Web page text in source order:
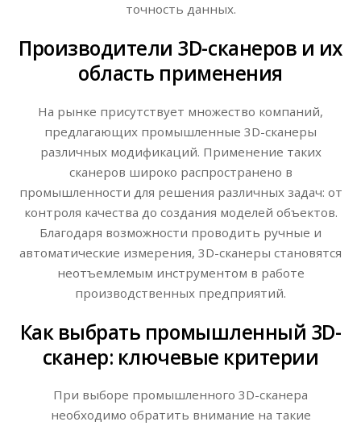
точность данных.
Производители 3D-сканеров и их
область применения
На рынке присутствует множество компаний,
предлагающих промышленные 3D-сканеры
различных модификаций. Применение таких
сканеров широко распространено в
промышленности для решения различных задач: от
контроля качества до создания моделей объектов.
Благодаря возможности проводить ручные и
автоматические измерения, 3D-сканеры становятся
неотъемлемым инструментом в работе
производственных предприятий.
Как выбрать промышленный 3D-
сканер: ключевые критерии
При выборе промышленного 3D-сканера
необходимо обратить внимание на такие